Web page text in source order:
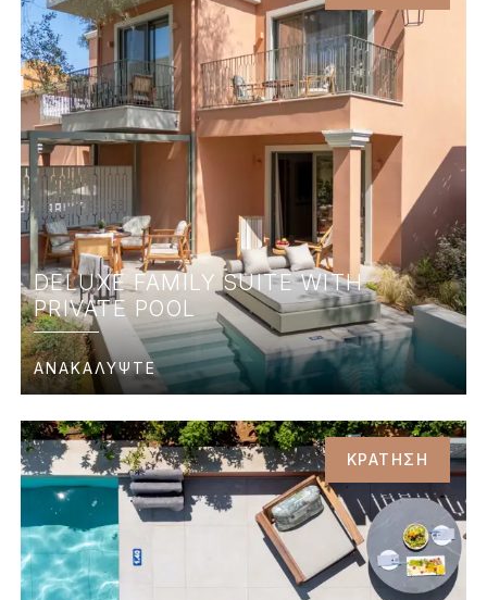
DELUXE FAMILY SUITE WITH
PRIVATE POOL
ΑΝΑΚΑΛΥΨΤΕ
ΚΡΑΤΗΣΗ